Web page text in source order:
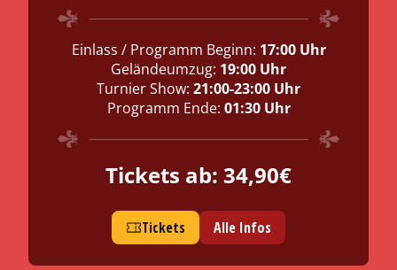
Einlass / Programm Beginn: 17:00 Uhr
Geländeumzug: 19:00 Uhr
Turnier Show: 21:00-23:00 Uhr
Programm Ende: 01:30 Uhr
Tickets ab: 34,90€
Tickets Alle Infos
16:00 Uhr
20:00 – 22:00 Uhr
00:30 Uhr
Tickets Alle Infos
12:00 Uhr
14:00 Uhr
16:00 – 18:00 Uhr
20:30 Uhr
Tickets Alle Infos
20:00 Uhr
Keine Ritterturnier Show
02:00 Uhr
Tickets Alle Infos